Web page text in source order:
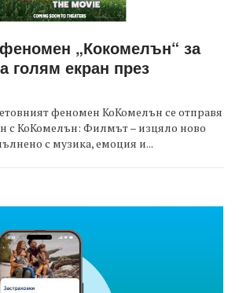
„Кокомелън“ за
голям екран през
феномен КоКомелън се отправя
с КоКомелън: Филмът – изцяло ново
с музика, емоция и...